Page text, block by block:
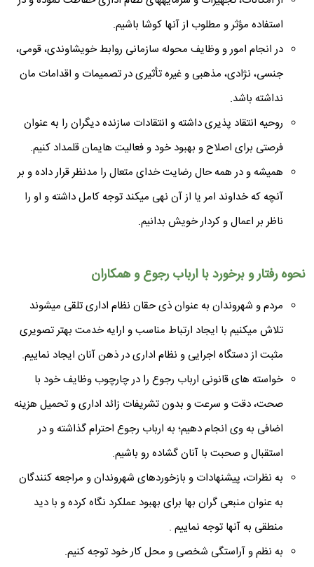
استفاده مؤثر و مطلوب از آنها کوشا باشیم.
در انجام امور و وظایف محوله سازمانی روابط خویشاوندی، قومی،
جنسی، نژادی، مذهبی و غیره تأثیری در تصمیمات و اقدامات مان
نداشته باشد.
روحیه انتقاد پذیری داشته و انتقادات سازنده دیگران را به عنوان
فرصتی برای اصلاح و بهبود خود و فعالیت هایمان قلمداد کنیم.
همیشه و در همه حال رضایت خدای متعال را مدنظر قرار داده و بر
آنچه که خداوند امر یا از آن نهی میکند توجه کامل داشته و او را
ناظر بر اعمال و کردار خویش بدانیم.
نحوه رفتار و برخورد با ارباب رجوع و همکاران
مردم و شهروندان به عنوان ذی حقان نظام اداری تلقی میشوند
تلاش میکنیم با ایجاد ارتباط مناسب و ارایه خدمت بهتر تصویری
مثبت از دستگاه اجرایی و نظام اداری در ذهن آنان ایجاد نماییم.
خواسته های قانونی ارباب رجوع را در چارچوب وظایف خود با
صحت، دقت و سرعت و بدون تشریفات زائد اداری و تحمیل هزینه
اضافی به وی انجام دهیم؛ به ارباب رجوع احترام گذاشته و در
استقبال و صحبت با آنان گشاده رو باشیم.
به نظرات، پیشنهادات و بازخوردهای شهروندان و مراجعه کنندگان
به عنوان منبعی گران بها برای بهبود عملکرد نگاه کرده و با دید
منطقی به آنها توجه نماییم .
به نظم و آراستگی شخصی و محل کار خود توجه کنیم.